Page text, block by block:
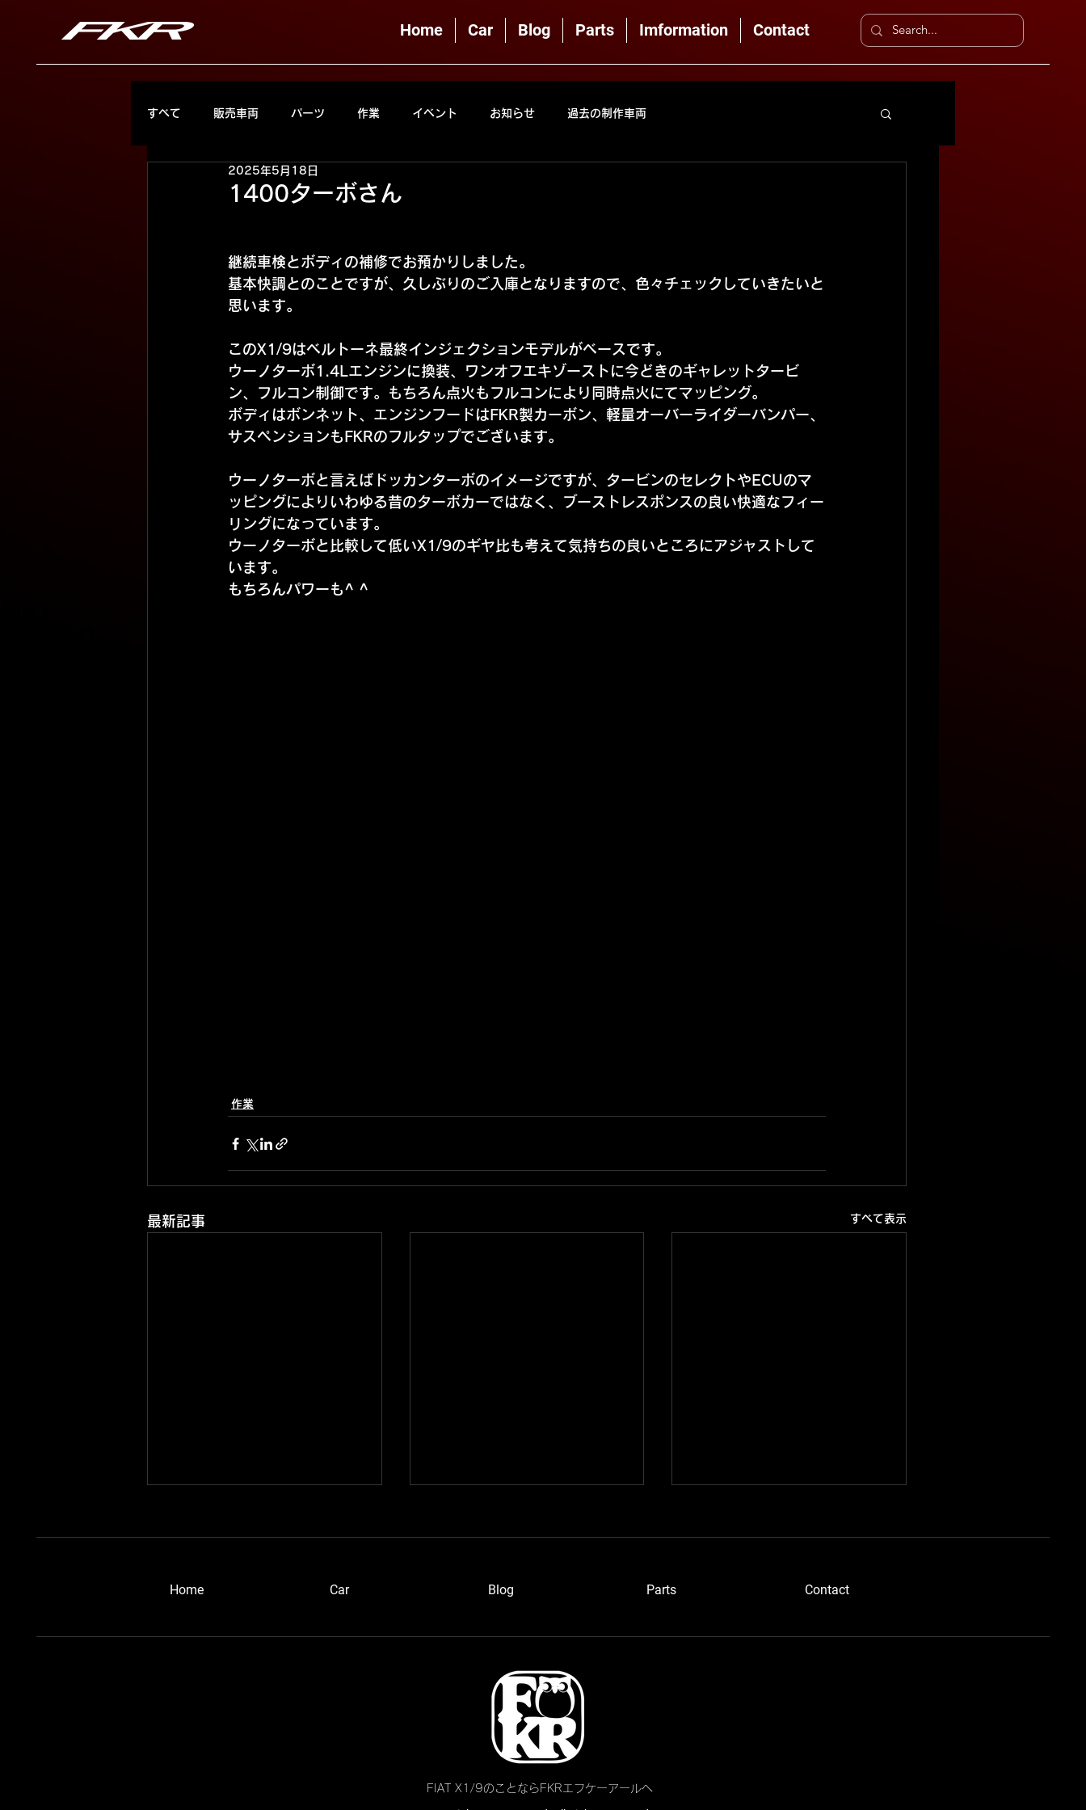
Home Car Blog Parts Imformation Contact
すべて 販売車両 パーツ 作業 イベント お知らせ 過去の制作車両
1400ターボさん
2025年5月18日
継続車検とボディの補修でお預かりしました。
基本快調とのことですが、久しぶりのご入庫となりますので、色々チェックしていきたいと
思います。
このX1/9はベルトーネ最終インジェクションモデルがベースです。
ウーノターボ1.4Lエンジンに換装、ワンオフエキゾーストに今どきのギャレットタービ
ン、フルコン制御です。もちろん点火もフルコンにより同時点火にてマッピング。
ボディはボンネット、エンジンフードはFKR製カーボン、軽量オーバーライダーバンパー、
サスペンションもFKRのフルタップでございます。
ウーノターボと言えばドッカンターボのイメージですが、タービンのセレクトやECUのマ
ッピングによりいわゆる昔のターボカーではなく、ブーストレスポンスの良い快適なフィー
リングになっています。
ウーノターボと比較して低いX1/9のギヤ比も考えて気持ちの良いところにアジャストして
います。
もちろんパワーも^ ^
作業
最新記事 すべて表示
​Home Car Blog Parts ​Contact
FIAT X1/9のことならFKRエフケーアールへ